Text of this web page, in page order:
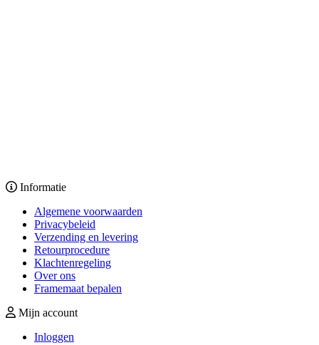
Informatie
Algemene voorwaarden
Privacybeleid
Verzending en levering
Retourprocedure
Klachtenregeling
Over ons
Framemaat bepalen
Mijn account
Inloggen